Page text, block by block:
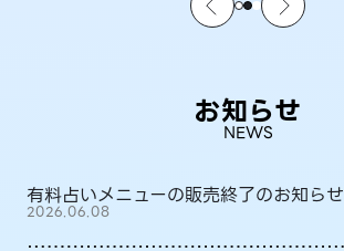
お知らせ
NEWS
有料占いメニューの販売終了のお知らせ
2026.06.08